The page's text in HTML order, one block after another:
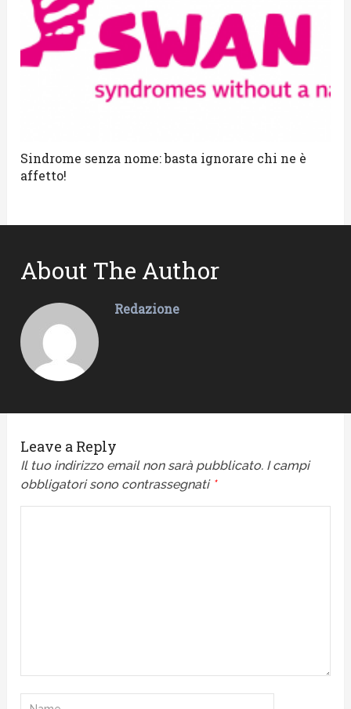
Sindrome senza nome: basta ignorare chi ne è
affetto!
About The Author
Redazione
Leave a Reply
Il tuo indirizzo email non sarà pubblicato. I campi
obbligatori sono contrassegnati *